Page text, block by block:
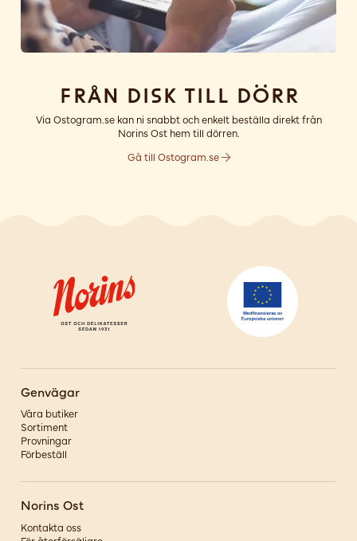
Från disk till dörr
Via Ostogram.se kan ni snabbt och enkelt beställa direkt från
Norins Ost hem till dörren.
Gå till Ostogram.se
Genvägar
Våra butiker
Sortiment
Provningar
Förbeställ
Norins Ost
Kontakta oss